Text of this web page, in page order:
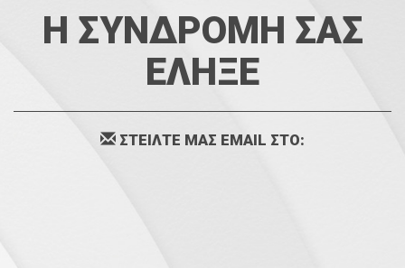
Η ΣΥΝΔΡΟΜΗ ΣΑΣ
ΕΛΗΞΕ
ΣΤΕΙΛΤΕ ΜΑΣ EMAIL ΣΤΟ: